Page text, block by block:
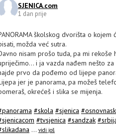
SJENICA.com
1 dan prije
školskog dvorišta o kojem
možda već sutra.
nisam prošo tuda, pa mi rekoše
i ja vazda nađem nešto za
prvo da pođemo od lijepe
jer je panorama, pa možeš
okrećeš i slika se mijenja.
#skola #sjenica
#tvsjenica #sandzak
... vidi još